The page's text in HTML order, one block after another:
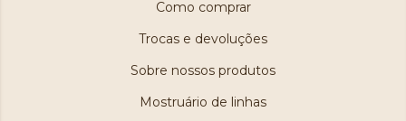
Como comprar
Trocas e devoluções
Sobre nossos produtos
Mostruário de linhas